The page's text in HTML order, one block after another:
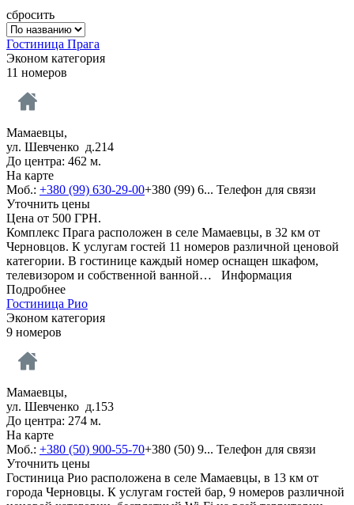
сбросить
Гостиница Прага
Эконом категория
11 номеров
Мамаевцы,
ул. Шевченко д.214
До центра: 462 м.
На карте
Моб.: +380 (99) 630-29-00+380 (99) 6... Телефон для связи
Уточнить цены
Цена от 500 ГРН.
Комплекс Прага расположен в селе Мамаевцы, в 32 км от
Черновцов. К услугам гостей 11 номеров различной ценовой
категории. В гостинице каждый номер оснащен шкафом,
телевизором и собственной ванной… Информация
Подробнее
Гостиница Рио
Эконом категория
9 номеров
Мамаевцы,
ул. Шевченко д.153
До центра: 274 м.
На карте
Моб.: +380 (50) 900-55-70+380 (50) 9... Телефон для связи
Уточнить цены
Гостиница Рио расположена в селе Мамаевцы, в 13 км от
города Черновцы. К услугам гостей бар, 9 номеров различной